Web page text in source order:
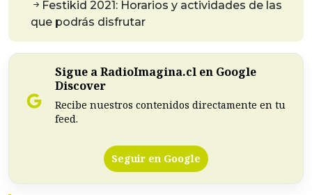
Festikid 2021: Horarios y actividades de las
que podrás disfrutar
Sigue a RadioImagina.cl en Google
Discover
Recibe nuestros contenidos directamente en tu
feed.
Seguir en Google